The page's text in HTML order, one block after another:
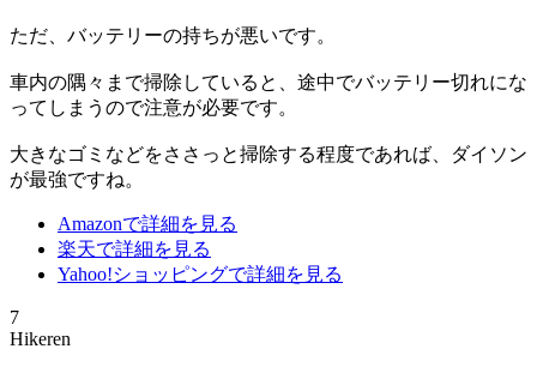
ただ、バッテリーの持ちが悪いです。
車内の隅々まで掃除していると、途中でバッテリー切れにな
ってしまうので注意が必要です。
大きなゴミなどをささっと掃除する程度であれば、ダイソン
が最強ですね。
Amazonで詳細を見る
楽天で詳細を見る
Yahoo!ショッピングで詳細を見る
7
Hikeren